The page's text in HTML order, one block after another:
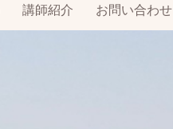
講師紹介 お問い合わせ